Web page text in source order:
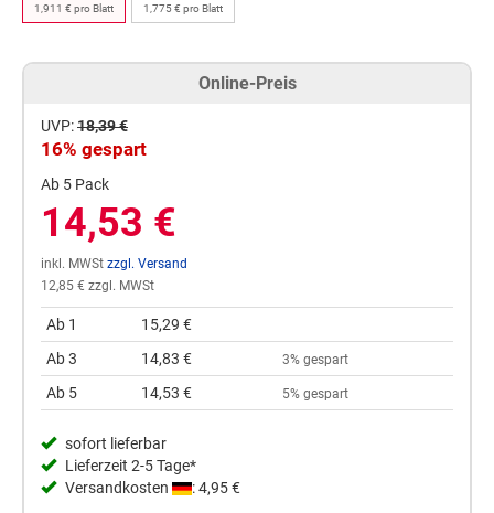
1,911 € pro Blatt
1,775 € pro Blatt
Online-Preis
UVP:18,39 €
16% gespart
Ab 5 Pack
14,53 €
inkl. MWSt zzgl. Versand
12,85 € zzgl. MWSt
Ab 1
15,29 €
Ab 3
14,83 € 3% gespart
Ab 5 14,53 € 5% gespart
sofort lieferbar
Lieferzeit 2-5 Tage*
Versandkosten
: 4,95 €